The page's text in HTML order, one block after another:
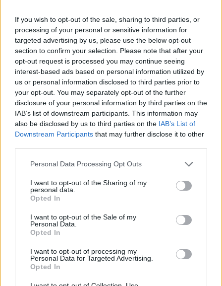
If you wish to opt-out of the sale, sharing to third parties, or
processing of your personal or sensitive information for
targeted advertising by us, please use the below opt-out
section to confirm your selection. Please note that after your
opt-out request is processed you may continue seeing
interest-based ads based on personal information utilized by
us or personal information disclosed to third parties prior to
your opt-out. You may separately opt-out of the further
disclosure of your personal information by third parties on the
IAB’s list of downstream participants. This information may
also be disclosed by us to third parties on the IAB’s List of
Downstream Participants that may further disclose it to other
Personal Data Processing Opt Outs
I want to opt-out of the Sharing of my
personal data.
Opted In
I want to opt-out of the Sale of my
Personal Data.
Opted In
I want to opt-out of processing my
Personal Data for Targeted Advertising.
Opted In
electroNic kosztowną zachcianką
Virtus.pro?
Przypomnijmy, że graczem Virtus.pro został Denis
"electroNic" Sharipov. Było to spore zaskoczenie, bo
wcześniej nie było żadnych doniesień na temat
możliwości zmiany klubu przez Rosjanina. Tymczasem
ten postanowił po zaledwie dziewięciu miesiącach
zakończyć swoją przygodę z Cloud9, wraz z którym
finiszował w czołowej ósemce PGL Major Copenhagen
2024. –Virtus.pro to czołowy zespół. Rdzeń tego składu
wcale nie tak dawno temu wygrał Majora. Zaś wszyscy
gracze znajdują się w najlepszym dla siebie okresie i już
teraz są gotowi, by wygrywać. Podzielamy te same
ambicje i cele. [...] Nie mogę się doczekać, by
to, po co tutaj przyszedłem – zdobywać trofea–
zapowiadał mistrz świata z 2021 roku.
CZYTAJ TEŻ:Sensacja! electroNic zamienia Cloud9
na Virtus.pro
Ciekawymi informacjami podzielił się jednak